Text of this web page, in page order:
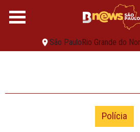
São PauloRio Grande do
Polícia